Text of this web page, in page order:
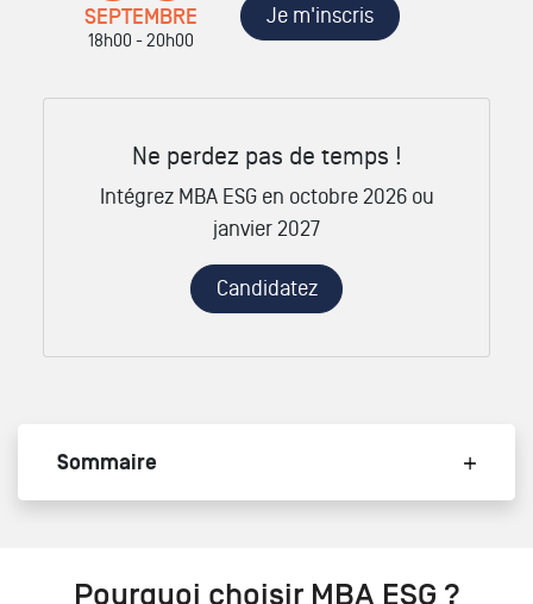
SEPTEMBRE
18h00 - 20h00
Je m'inscris
Ne perdez pas de temps !
Intégrez MBA ESG en octobre 2026 ou
janvier 2027
Candidatez
Sommaire
Pourquoi choisir MBA ESG ?